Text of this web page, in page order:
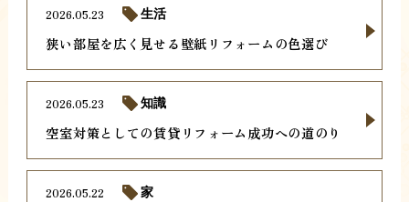
狭い部屋を広く見せる壁紙リフォームの色選び
2026.05.23 生活
空室対策としての賃貸リフォーム成功への道のり
2026.05.23 知識
2026.05.22 家